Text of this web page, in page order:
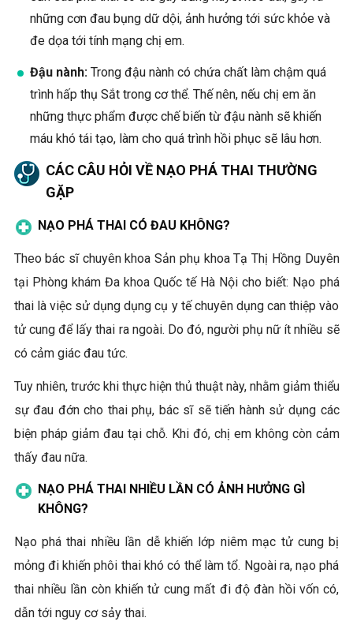
những cơn đau bụng dữ dội, ảnh hưởng tới sức khỏe và
đe dọa tới tính mạng chị em.
Đậu nành: Trong đậu nành có chứa chất làm chậm quá
trình hấp thụ Sắt trong cơ thể. Thế nên, nếu chị em ăn
những thực phẩm được chế biến từ đậu nành sẽ khiến
máu khó tái tạo, làm cho quá trình hồi phục sẽ lâu hơn.
CÁC CÂU HỎI VỀ NẠO PHÁ THAI THƯỜNG
GẶP
NẠO PHÁ THAI CÓ ĐAU KHÔNG?
Theo bác sĩ chuyên khoa Sản phụ khoa Tạ Thị Hồng Duyên
tại Phòng khám Đa khoa Quốc tế Hà Nội cho biết: Nạo phá
thai là việc sử dụng dụng cụ y tế chuyên dụng can thiệp vào
tử cung để lấy thai ra ngoài. Do đó, người phụ nữ ít nhiều sẽ
có cảm giác đau tức.
Tuy nhiên, trước khi thực hiện thủ thuật này, nhằm giảm thiểu
sự đau đớn cho thai phụ, bác sĩ sẽ tiến hành sử dụng các
biện pháp giảm đau tại chỗ. Khi đó, chị em không còn cảm
thấy đau nữa.
NẠO PHÁ THAI NHIỀU LẦN CÓ ẢNH HƯỞNG GÌ
KHÔNG?
Nạo phá thai nhiều lần dễ khiến lớp niêm mạc tử cung bị
mỏng đi khiến phôi thai khó có thể làm tổ. Ngoài ra, nạo phá
thai nhiều lần còn khiến tử cung mất đi độ đàn hồi vốn có,
dẫn tới nguy cơ sảy thai.